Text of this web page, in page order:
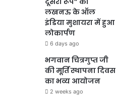
लखनऊ के ऑल
इंडिया मुशायरा में हुआ
लोकार्पण
6 days ago
भगवान चित्रगुप्त जी
की मूर्ति स्थापना दिवस
का भव्य आयोजन
2 weeks ago